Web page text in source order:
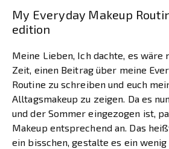
My Everyday Makeup
edition
Meine Lieben, Ich dachte, es wäre
Zeit, einen Beitrag über meine
Routine zu schreiben und euch
Alltagsmakeup zu zeigen. Da es
und der Sommer eingezogen ist,
Makeup entsprechend an. Das
ein bisschen, gestalte es ein